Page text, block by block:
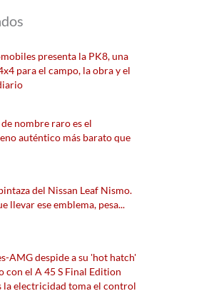
presenta la PK8, una
para el campo, la obra y el
de nombre raro es el
auténtico más barato que
del Nissan Leaf Nismo.
llevar ese emblema, pesa...
AMG despide a su 'hot hatch'
con el A 45 S Final Edition
la electricidad toma el control